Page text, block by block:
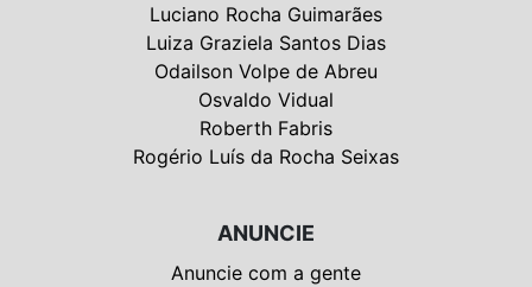
Luciano Rocha Guimarães
Luiza Graziela Santos Dias
Odailson Volpe de Abreu
Osvaldo Vidual
Roberth Fabris
Rogério Luís da Rocha Seixas
ANUNCIE
Anuncie com a gente